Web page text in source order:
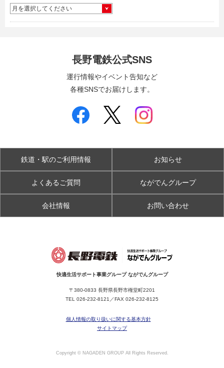
月を選択してください
長野電鉄公式SNS
運行情報やイベント告知など
各種SNSでお届けします。
鉄道・駅のご利用情報 お知らせ
よくあるご質問 ながでんグループ
会社情報 お問い合わせ
快適生活サポート事業グループ ながでんグループ
〒380-0833 長野県長野市権堂町2201
TEL 026-232-8121 ／FAX 026-232-8125
個人情報の取り扱いに関する基本方針
サイトマップ
Copyright © NAGADEN GROUP All Rights Reserved.